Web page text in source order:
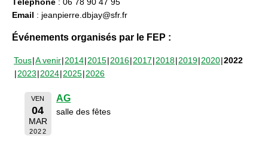
Email : jeanpierre.dbjay@sfr.fr
Événements organisés par le FEP :
Tous A venir 2014 2015 2016 2017 2018 2019 2020 2022
2023 2024 2025 2026
VEN
04
MAR
2022
AG
salle des fêtes